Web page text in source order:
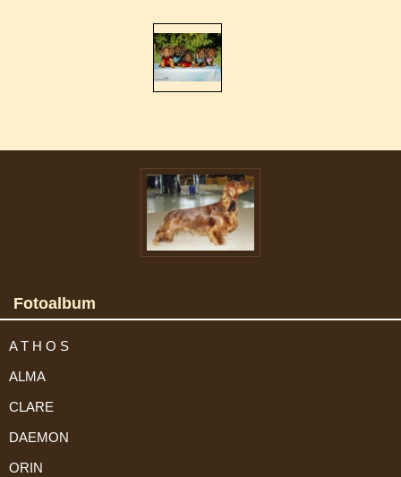
Fotoalbum
A T H O S
ALMA
CLARE
DAEMON
ORIN